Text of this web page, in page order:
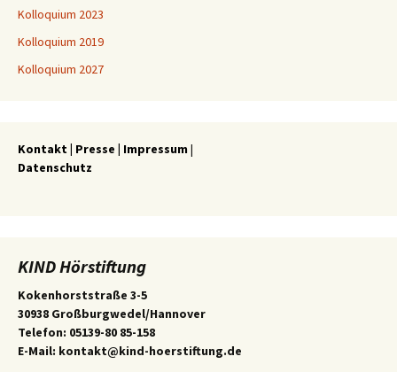
Kolloquium 2023
Kolloquium 2019
Kolloquium 2027
Kontakt| Presse | Impressum|
Datenschutz
KIND Hörstiftung
Kokenhorststraße 3-5
30938 Großburgwedel/Hannover
Telefon: 05139-80 85-158
E-Mail: kontakt@kind-hoerstiftung.de